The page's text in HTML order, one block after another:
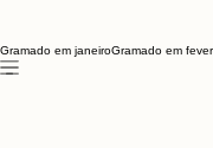
Gramado em janeiroGramado em